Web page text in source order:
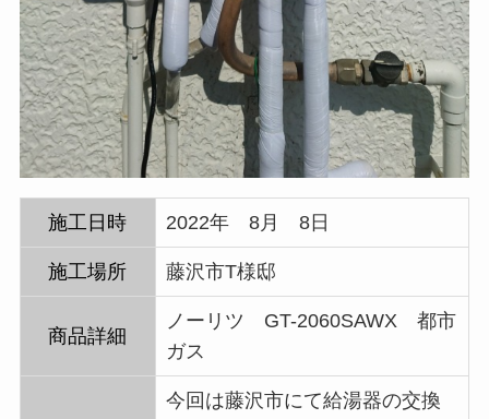
施工日時 2022年 8月 8日
施工場所 藤沢市T様邸
商品詳細
ノーリツ GT-2060SAWX 都市
ガス
今回は藤沢市にて給湯器の交換